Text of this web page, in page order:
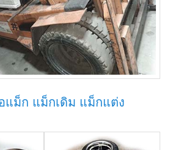
แม็ก แม็กเดิม แม็กแต่ง